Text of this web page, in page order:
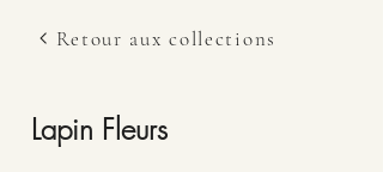
Retour aux collections
Lapin Fleurs